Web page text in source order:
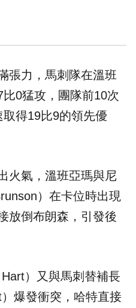
張力，馬刺隊在溫班
0猛攻，團隊前10次
得19比9的領先優
火氣，溫班亞瑪與尼
）在卡位時出現
放倒布朗森，引發後
）又與馬刺替補長
爆發衝突，哈特直接